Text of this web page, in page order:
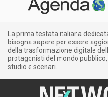
La prima testata italiana
bisogna sapere per essere
della trasformazione digitale
protagonisti del mondo
studio e scenari.